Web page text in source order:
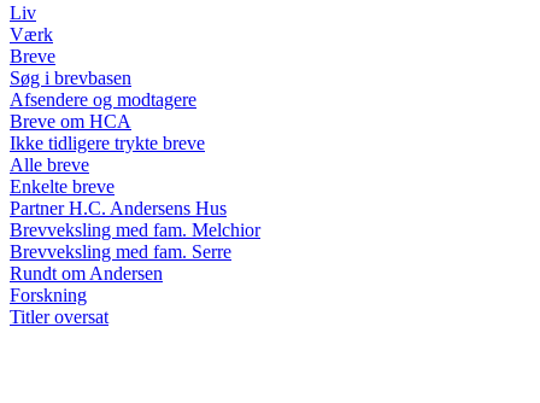
Liv
Værk
Breve
Søg i brevbasen
Afsendere og modtagere
Breve om HCA
Ikke tidligere trykte breve
Alle breve
Enkelte breve
Partner H.C. Andersens Hus
Brevveksling med fam. Melchior
Brevveksling med fam. Serre
Rundt om Andersen
Forskning
Titler oversat